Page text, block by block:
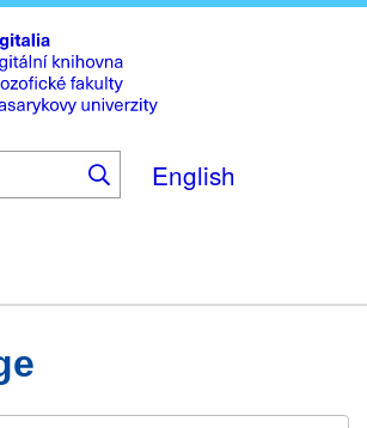
to
main
content
English
KontaktDigitalia